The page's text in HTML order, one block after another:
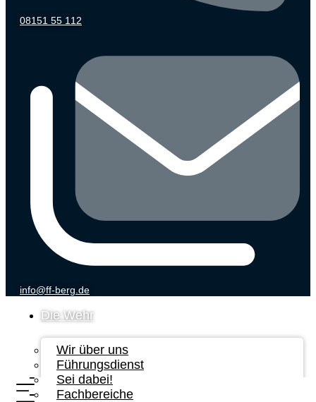
08151 55 112
info@ff-berg.de
Die Wehr
Wir über uns
Führungsdienst
Sei dabei!
Fachbereiche